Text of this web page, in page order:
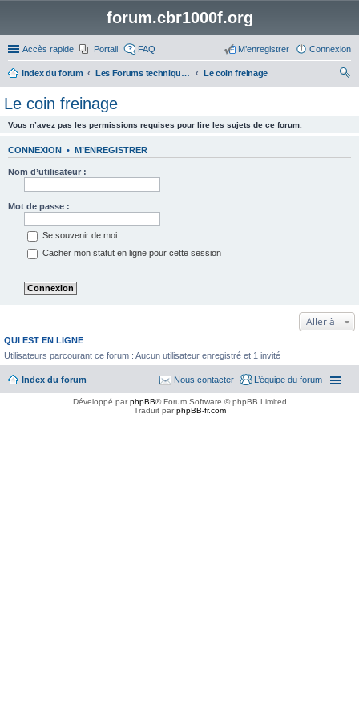
forum.cbr1000f.org
Accès rapide Portail FAQ Connexion
M’enregistrer
Index du forum Les Forums techniques des motos autres que le CBR 1000F
Le coin freinage
Le coin freinage
Vous n’avez pas les permissions requises pour lire les sujets de ce forum.
CONNEXION • M’ENREGISTRER
Nom d’utilisateur :
Mot de passe :
Se souvenir de moi
Cacher mon statut en ligne pour cette session
Aller à
QUI EST EN LIGNE
Utilisateurs parcourant ce forum : Aucun utilisateur enregistré et 1 invité
Index du forum L’équipe du forum
Nous contacter
Développé parphpBB® Forum Software © phpBB Limited
Traduit parphpBB-fr.com